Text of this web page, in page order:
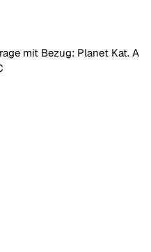
mit Bezug: Planet Kat. A